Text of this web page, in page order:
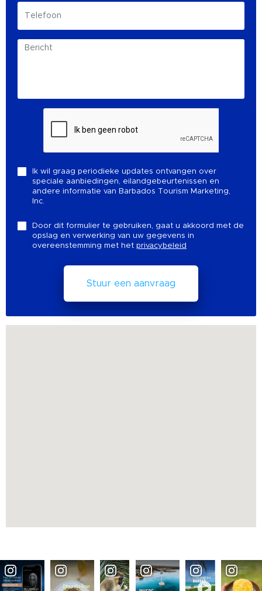
Ik wil graag periodieke updates ontvangen over
speciale aanbiedingen, eilandgebeurtenissen en
andere informatie van Barbados Tourism Marketing,
Inc.
Door dit formulier te gebruiken, gaat u akkoord met de
opslag en verwerking van uw gegevens in
overeenstemming met het privacybeleid